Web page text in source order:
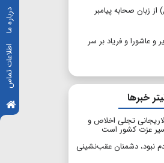
درباره ما
اطلاعات تماس
از زبان صحابه پیامبر
و عاشورا و فریاد بر سر
خبرها
تجلی اخلاص و
عزت کشور است
نبود، دشمنان عقب‌نشینی